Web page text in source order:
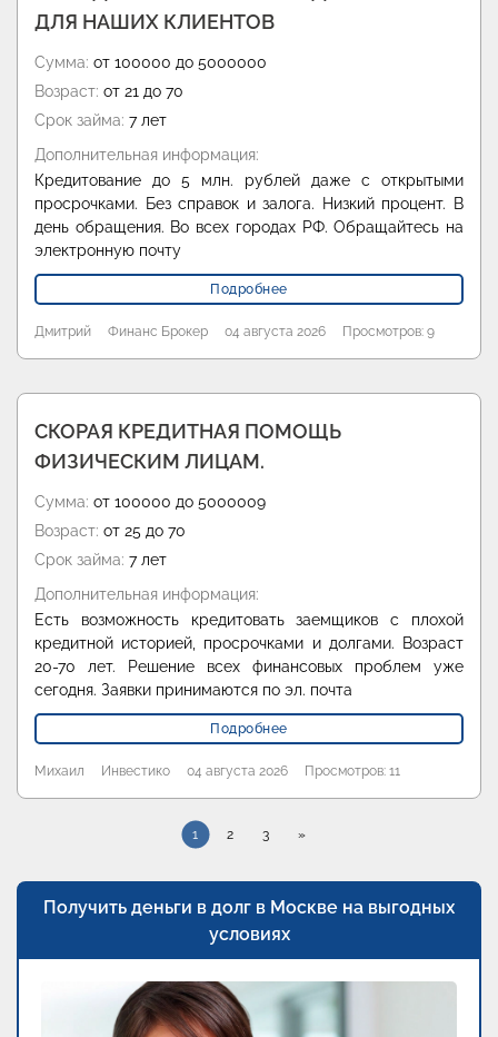
ДЛЯ НАШИХ КЛИЕНТОВ
Сумма: от 100000 до 5000000
Возраст: от 21 до 70
Срок займа: 7 лет
Дополнительная информация:
Кредитование до 5 млн. рублей даже с открытыми
просрочками. Без справок и залога. Низкий процент. В
день обращения. Во всех городах РФ. Обращайтесь на
электронную почту
Подробнее
Дмитрий Финанс Брокер 04 августа 2026 Просмотров: 9
СКОРАЯ КРЕДИТНАЯ ПОМОЩЬ
ФИЗИЧЕСКИМ ЛИЦАМ.
Сумма: от 100000 до 5000009
Возраст: от 25 до 70
Срок займа: 7 лет
Дополнительная информация:
Есть возможность кредитовать заемщиков с плохой
кредитной историей, просрочками и долгами. Возраст
20-70 лет. Решение всех финансовых проблем уже
сегодня. Заявки принимаются по эл. почта
Подробнее
Михаил Инвестико 04 августа 2026 Просмотров: 11
1 2 3 »
Получить деньги в долг в Москве на выгодных
условиях